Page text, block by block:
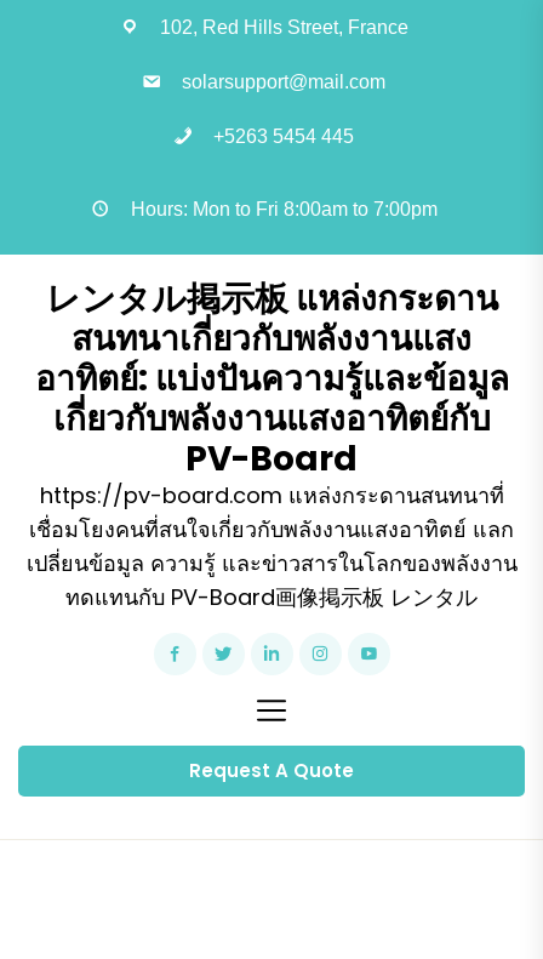
102, Red Hills Street, France
solarsupport@mail.com
+5263 5454 445
Hours: Mon to Fri 8:00am to 7:00pm
レンタル掲示板 แหล่งกระดาน
สนทนาเกี่ยวกับพลังงานแสง
อาทิตย์: แบ่งปันความรู้และข้อมูล
เกี่ยวกับพลังงานแสงอาทิตย์กับ
PV-Board
https://pv-board.com แหล่งกระดานสนทนาที่
เชื่อมโยงคนที่สนใจเกี่ยวกับพลังงานแสงอาทิตย์ แลก
เปลี่ยนข้อมูล ความรู้ และข่าวสารในโลกของพลังงาน
ทดแทนกับ PV-Board画像掲示板 レンタル
Request A Quote